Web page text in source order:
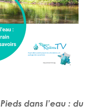
Pieds dans l’eau : du